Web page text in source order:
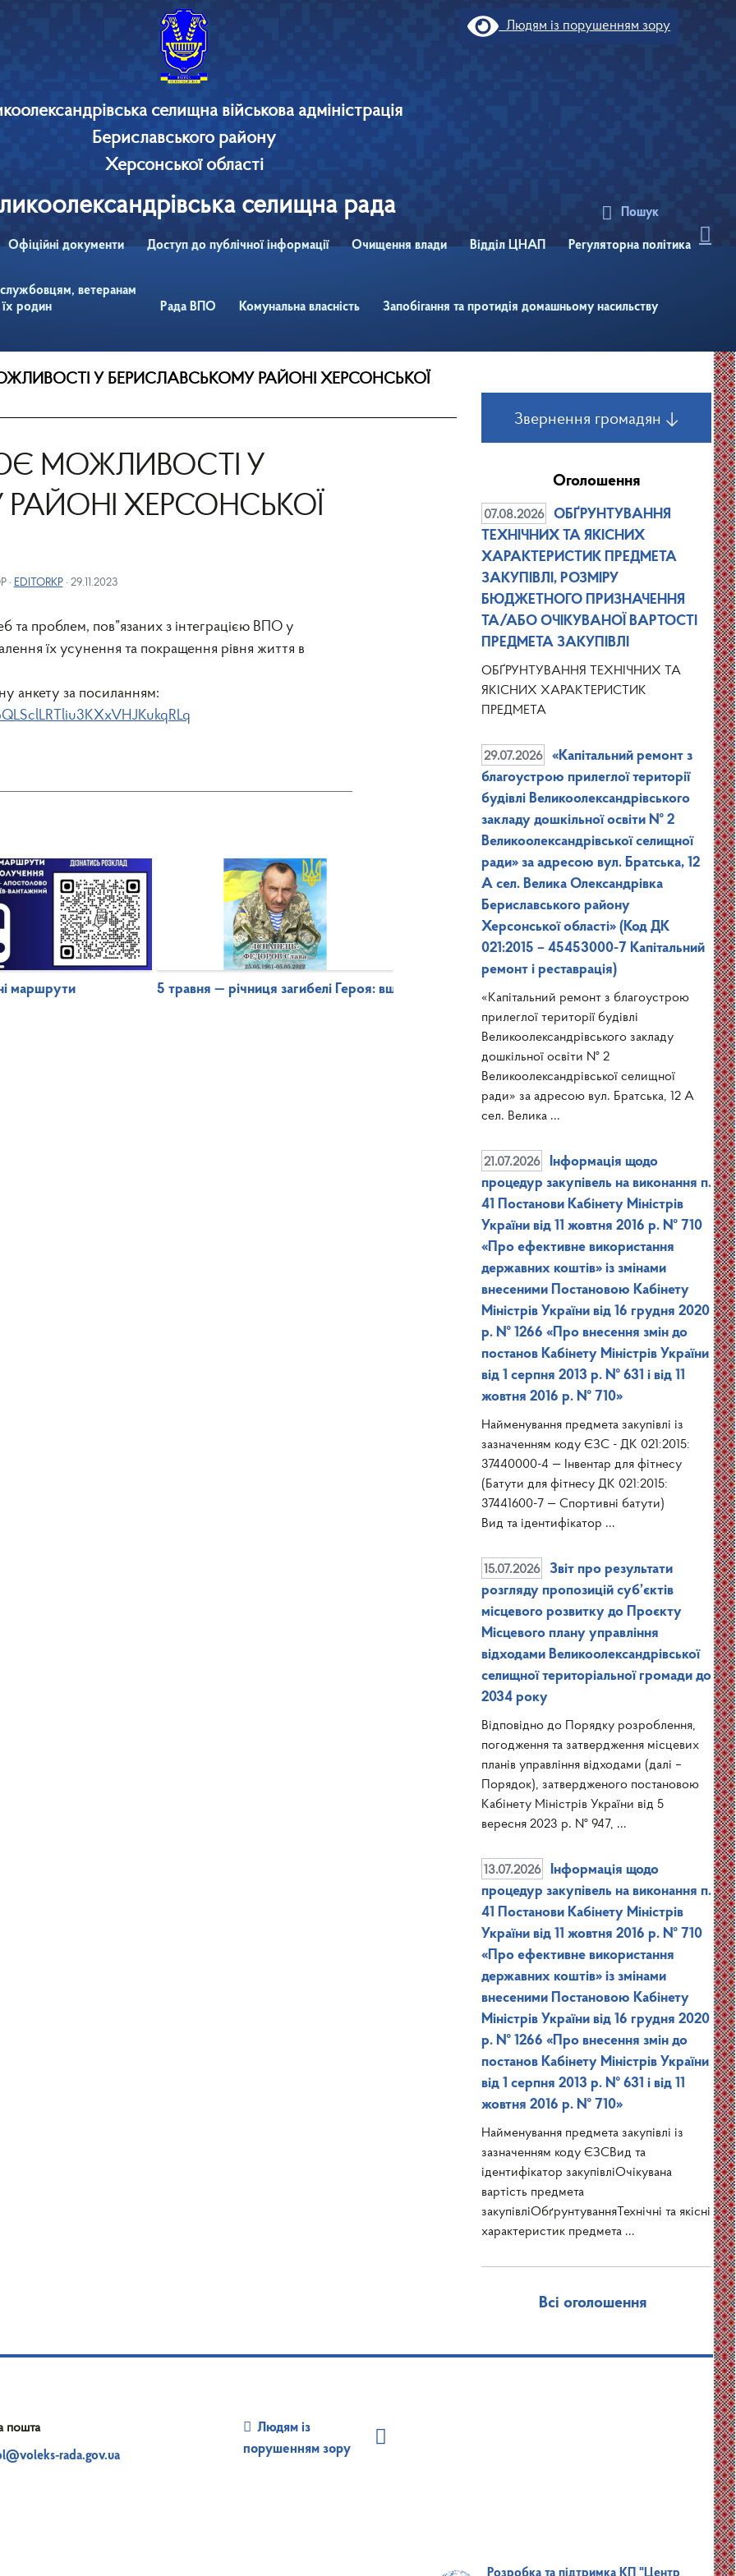
селищна військова адміністрація
Бериславського району
Херсонської області
селищна рада
Людям із порушенням зору
Офіційні документи Доступ до публічної інформації Очищення влади Відділ ЦНАП Регуляторна політика
ветеранам
їх родин
Рада ВПО Комунальна власність Запобігання та протидія домашньому насильству
Пошук
У БЕРИСЛАВСЬКОМУ РАЙОНІ ХЕРСОНСЬКОЇ
МОЖЛИВОСТІ У
ХЕРСОНСЬКОЇ
· EDITORKP· 29.11.2023
та проблем, пов”язаних з інтеграцією ВПО у
їх усунення та покращення рівня життя в
анкету за посиланням:
Офісу дітей та молоді «ДІйМО»
маршрути 5 травня — річниця загибелі Героя: вшануймо пам’ять Федорова Слави Анатолійовича
Звернення громадян ↓
Оголошення
07.08.2026
ОБҐРУНТУВАННЯ
ТЕХНІЧНИХ ТА ЯКІСНИХ
ХАРАКТЕРИСТИК ПРЕДМЕТА
ЗАКУПІВЛІ, РОЗМІРУ
БЮДЖЕТНОГО ПРИЗНАЧЕННЯ
ТА/АБО ОЧІКУВАНОЇ ВАРТОСТІ
ПРЕДМЕТА ЗАКУПІВЛІ
ОБҐРУНТУВАННЯ ТЕХНІЧНИХ ТА
ЯКІСНИХ ХАРАКТЕРИСТИК
ПРЕДМЕТА
29.07.2026
«Капітальний ремонт з
благоустрою прилеглої території
будівлі Великоолександрівського
закладу дошкільної освіти № 2
Великоолександрівської селищної
ради» за адресою вул. Братська, 12
А сел. Велика Олександрівка
Бериславського району
Херсонської області» (Код ДК
021:2015 – 45453000-7 Капітальний
ремонт і реставрація)
«Капітальний ремонт з благоустрою
прилеглої території будівлі
Великоолександрівського закладу
дошкільної освіти № 2
Великоолександрівської селищної
ради» за адресою вул. Братська, 12 А
сел. Велика ...
21.07.2026
Інформація щодо
процедур закупівель на виконання п.
41 Постанови Кабінету Міністрів
України від 11 жовтня 2016 р. № 710
«Про ефективне використання
державних коштів» із змінами
внесеними Постановою Кабінету
Міністрів України від 16 грудня 2020
р. № 1266 «Про внесення змін до
постанов Кабінету Міністрів України
від 1 серпня 2013 р. № 631 і від 11
жовтня 2016 р. № 710»
Найменування предмета закупівлі із
зазначенням коду ЄЗС - ДК 021:2015:
37440000-4 — Інвентар для фітнесу
(Батути для фітнесу ДК 021:2015:
37441600-7 — Спортивні батути)
Вид та ідентифікатор ...
15.07.2026
Звіт про результати
розгляду пропозицій суб’єктів
місцевого розвитку до Проєкту
Місцевого плану управління
відходами Великоолександрівської
селищної територіальної громади до
2034 року
Відповідно до Порядку розроблення,
погодження та затвердження місцевих
планів управління відходами (далі –
Порядок), затвердженого постановою
Кабінету Міністрів України від 5
вересня 2023 р. № 947, ...
13.07.2026
Інформація щодо
процедур закупівель на виконання п.
41 Постанови Кабінету Міністрів
України від 11 жовтня 2016 р. № 710
«Про ефективне використання
державних коштів» із змінами
внесеними Постановою Кабінету
Міністрів України від 16 грудня 2020
р. № 1266 «Про внесення змін до
постанов Кабінету Міністрів України
від 1 серпня 2013 р. № 631 і від 11
жовтня 2016 р. № 710»
Найменування предмета закупівлі із
зазначенням коду ЄЗСВид та
ідентифікатор закупівліОчікувана
вартість предмета
закупівліОбґрунтуванняТехнічні та якісні
характеристик предмета ...
Всі оголошення
пошта
rada.gov.ua
Людям із
порушенням зору
Розробка та підтримка КП "Центр